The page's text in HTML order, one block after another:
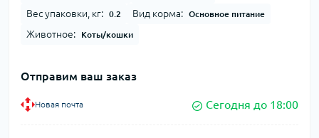
Вес упаковки, кг: 0.2 Вид корма: Основное питание
Животное: Коты/кошки
Отправим ваш заказ
Новая почта Сегодня до 18:00